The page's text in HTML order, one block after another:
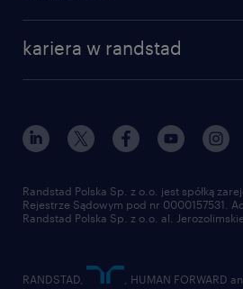
praca w amazon
dla mediów
dla dostawców
kariera w randstad
nasz świat
pracuj w randstad
złóż CV
Randstad Polska Sp. z o.o. jest spółką
Rejestrze Sądowym pod nr 0000157531.
Randstad Polska Sp. z o.o. al.
RANDSTAD,
, HUMAN FORWARD